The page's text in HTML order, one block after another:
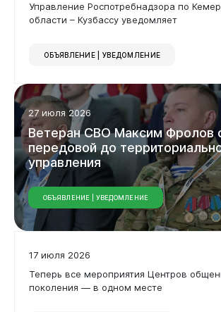
Администрация
Горожанам
Дата
Применить фильтр
Сбросить фильтр
Управление Роспотребнадзора по
области – Кузбассу уведомляет
ОБЪЯВЛЕНИЕ | УВЕДОМЛЕНИЕ
27 июля 2026
ВетеранСВОМаксимФролов
передовойдо
управления
ОБЪЯВЛЕНИЕ | УВЕДОМЛЕНИЕ
17 июля 2026
Теперь все мероприятия Центров
поколения — в одном месте